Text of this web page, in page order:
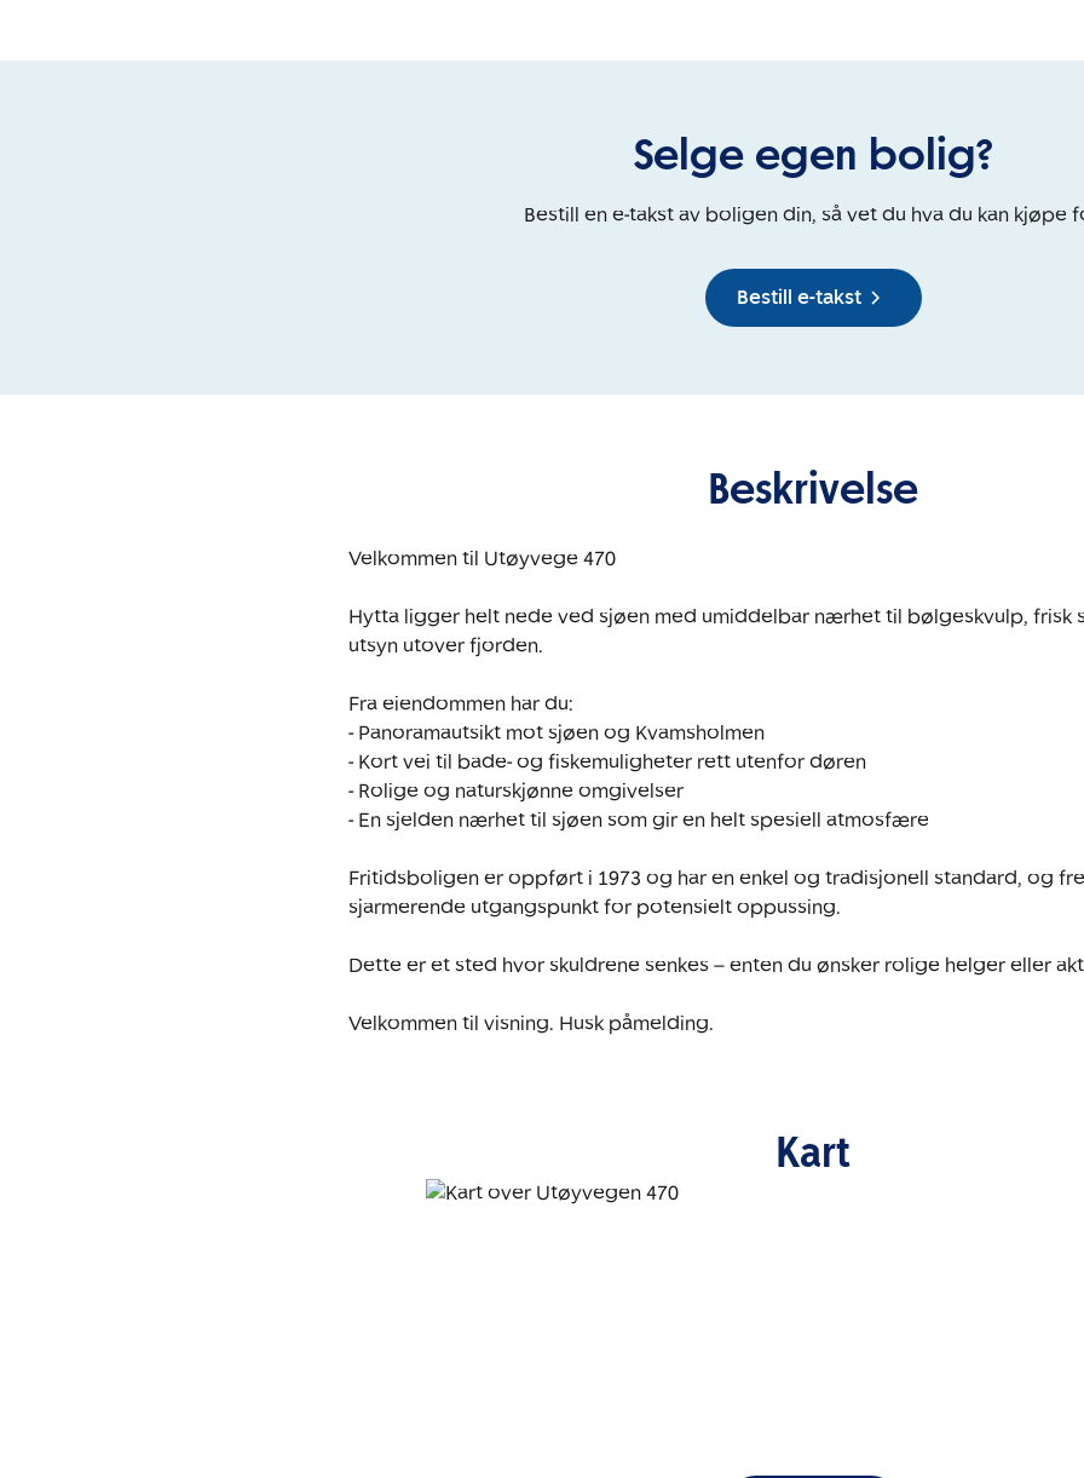
Selge egen bolig?
Bestill en e-takst av boligen din, så vet du hva du kan kjøpe
Bestill e-takst
Beskrivelse
Velkommen til Utøyvege 470
Hytta ligger helt nede ved sjøen med umiddelbar nærhet til bølgeskvulp, frisk
utsyn utover fjorden.
Fra eiendommen har du:
- Panoramautsikt mot sjøen og Kvamsholmen
- Kort vei til bade- og fiskemuligheter rett utenfor døren
- Rolige og naturskjønne omgivelser
- En sjelden nærhet til sjøen som gir en helt spesiell atmosfære
Fritidsboligen er oppført i 1973 og har en enkel og tradisjonell standard, og
sjarmerende utgangspunkt for potensielt oppussing.
Dette er et sted hvor skuldrene senkes – enten du ønsker rolige helger eller
Velkommen til visning. Husk påmelding.
Kart